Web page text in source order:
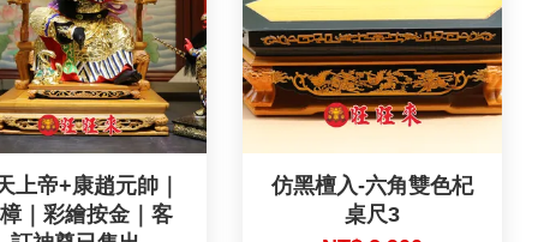
上帝+康趙元帥｜
｜彩繪按金｜客
仿黑檀入-六角雙色杞
桌尺3